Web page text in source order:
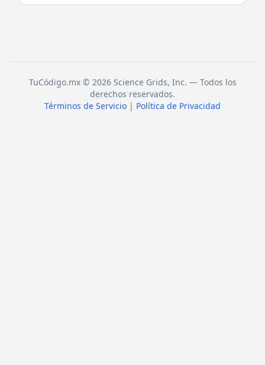
TuCódigo.mx © 2026 Science Grids, Inc. — Todos los
derechos reservados.
Términos de Servicio | Política de Privacidad